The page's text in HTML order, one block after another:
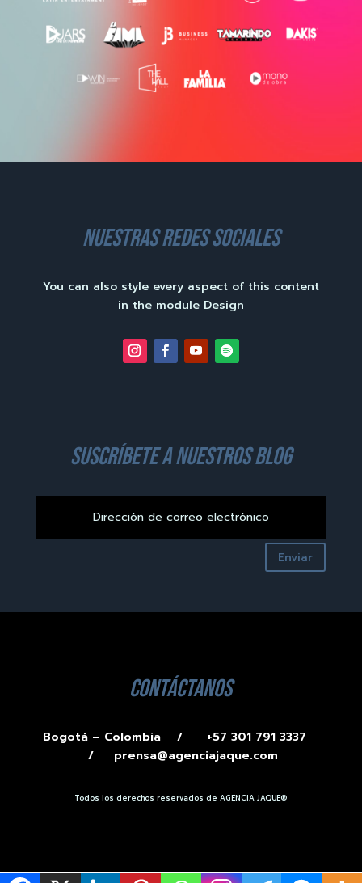
nuestras redes sociales
You can also style every aspect of this content
in the module Design
suscríbete a nuestros blog
Enviar
contáctanos
Bogotá – Colombia /
+57 301 791 3337
/ prensa@agenciajaque.com
Todos los derechos reservados de AGENCIA JAQUE®